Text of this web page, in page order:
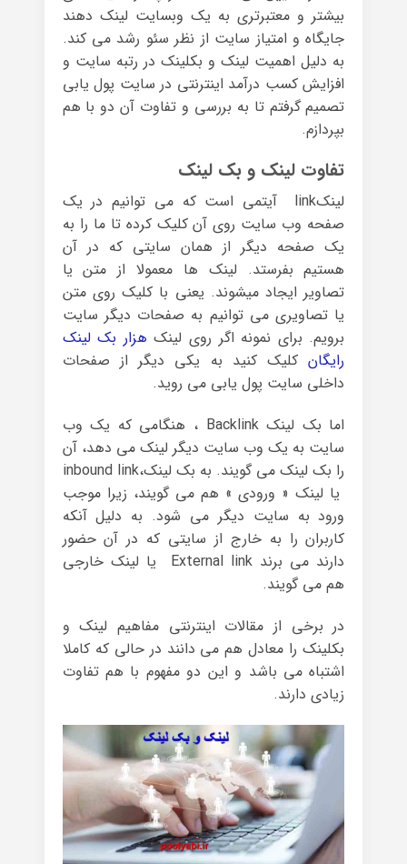
بیشتر و معتبرتری به یک وبسایت لینک دهند
جایگاه و امتیاز سایت از نظر سئو رشد می کند.
به دلیل اهمیت لینک و بکلینک در رتبه سایت و
افزایش کسب درآمد اینترنتی در سایت پول یابی
تصمیم گرفتم تا به بررسی و تفاوت آن دو با هم
بپردازم.
تفاوت لینک و بک لینک
لینکlink آیتمی است که می توانیم در یک
صفحه وب سایت روی آن کلیک کرده تا ما را به
یک صفحه دیگر از همان سایتی که در آن
هستیم بفرستد. لینک ها معمولا از متن یا
تصاویر ایجاد می­شوند. یعنی با کلیک روی متن
یا تصاویری می توانیم به صفحات دیگر سایت
برویم. برای نمونه اگر روی لینک هزار بک لینک
رایگانکلیک کنید به یکی دیگر از صفحات
داخلی سایت پول یابی می روید.
اما بک لینک Backlink ، هنگامی که یک وب
سایت به یک وب سایت دیگر لینک می دهد، آن
را بک لینک می گویند. به بک لینک،inbound link
یا لینک « ورودی » هم می گویند، زیرا موجب
ورود به سایت دیگر می شود. به دلیل آنکه
کاربران را به خارج از سایتی که در آن حضور
دارند می برند External link یا لینک خارجی
هم می گویند.
در برخی از مقالات اینترنتی مفاهیم لینک و
بکلینک را معادل هم می دانند در حالی که کاملا
اشتباه می باشد و این دو مفهوم با هم تفاوت
زیادی دارند.